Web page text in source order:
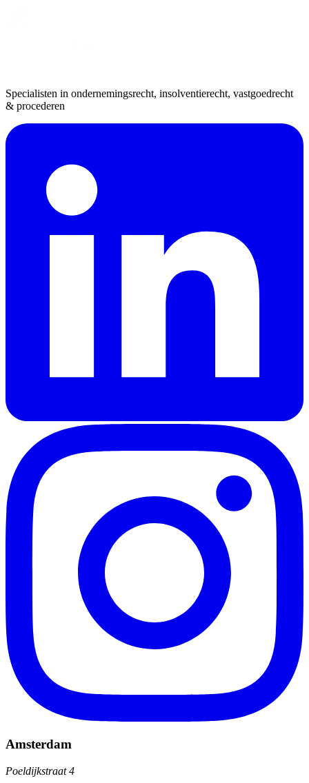
Specialisten in ondernemingsrecht, insolventierecht, vastgoedrecht
& procederen
Amsterdam
Poeldijkstraat 4